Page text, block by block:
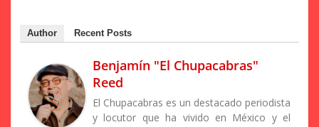
Author Recent Posts
Benjamín "El Chupacabras"
Reed
El Chupacabras es un destacado periodista
y locutor que ha vivido en México y el